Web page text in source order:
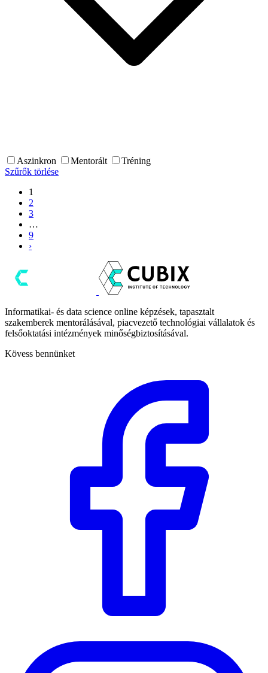
Aszinkron Mentorált
Tréning
Szűrők törlése
1
2
3
…
9
›
Informatikai- és data science online képzések, tapasztalt
szakemberek mentorálásával, piacvezető technológiai vállalatok és
felsőoktatási intézmények minőségbiztosításával.
Kövess bennünket